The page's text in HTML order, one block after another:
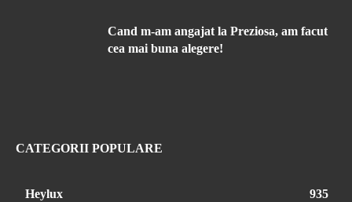
Cand m-am angajat la Preziosa, am facut
cea mai buna alegere!
CATEGORII POPULARE
Heylux 935